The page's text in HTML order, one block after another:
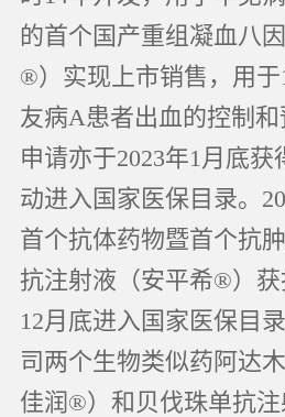
的首个国产重组凝血八
®）实现上市销售，用于
友病A患者出血的控制
申请亦于2023年1月底
动进入国家医保目录。
首个抗体药物暨首个抗
抗注射液（安平希®）获
12月底进入国家医保目
司两个生物类似药阿达
佳润®）和贝伐珠单抗注